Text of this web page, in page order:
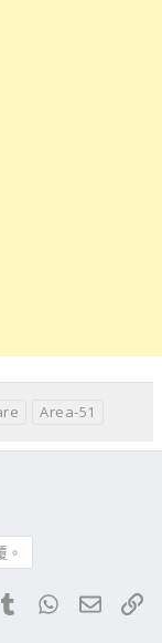
Area-51
。
TumblrWhatsApp
電子